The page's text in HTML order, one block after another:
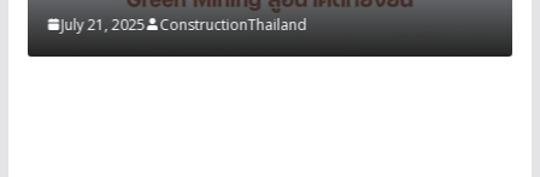
July 21, 2025 ConstructionThailand